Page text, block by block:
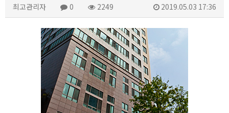
최고관리자 0 2249 2019.05.03 17:36